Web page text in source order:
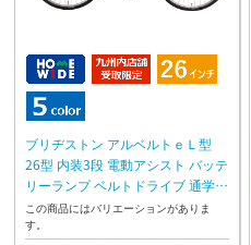
ブリヂストン アルベルトｅＬ型
26型 内装3段 電動アシスト バッテ
リーランプ ベルトドライブ 通学
通勤
この商品にはバリエーションがありま
す。